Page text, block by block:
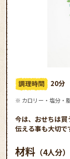
20分
※ カロリー・塩分・
今は、おせちは
伝える事も大切で
材料 （4人分）